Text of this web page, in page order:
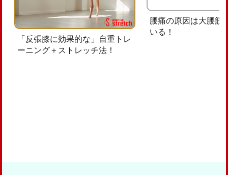
「反張膝に効果的な」自重トレ
ーニング＋ストレッチ法！
腰痛の原因は大腰筋
いる！